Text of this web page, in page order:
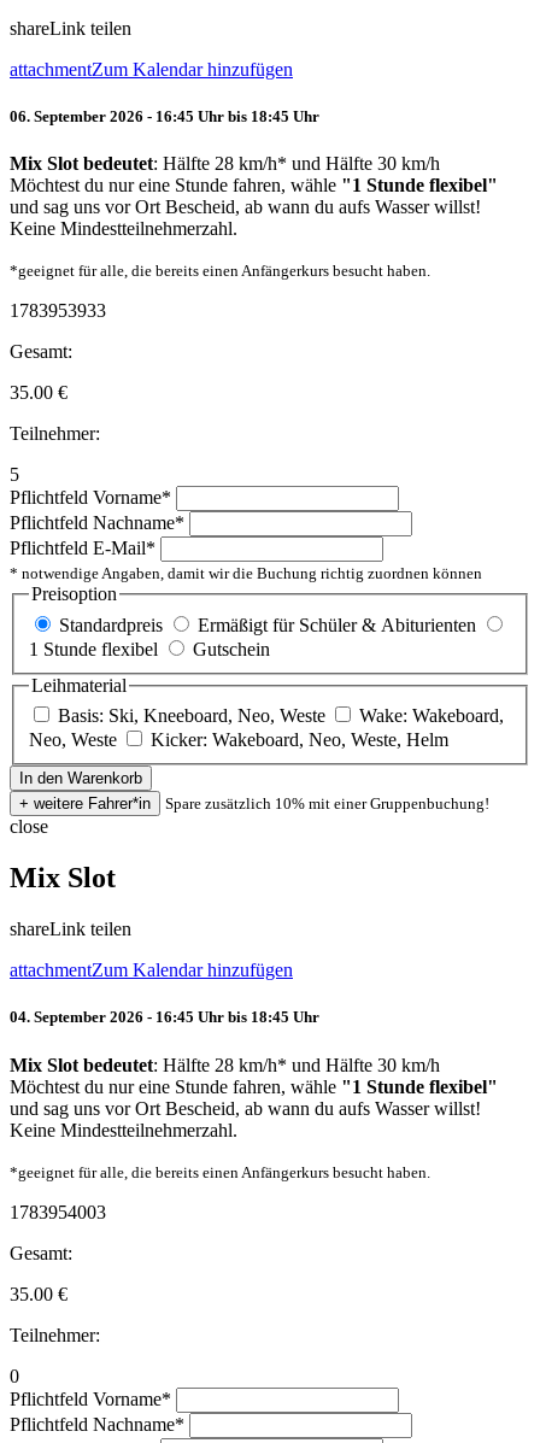
shareLink teilen
attachmentZum Kalendar hinzufügen
06. September 2026 - 16:45 Uhr bis 18:45 Uhr
Mix Slot bedeutet: Hälfte 28 km/h* und Hälfte 30 km/h
Möchtest du nur eine Stunde fahren, wähle "1 Stunde flexibel"
und sag uns vor Ort Bescheid, ab wann du aufs Wasser willst!
Keine Mindestteilnehmerzahl.
*geeignet für alle, die bereits einen Anfängerkurs besucht haben.
1783953933
Gesamt:
35.00 €
Teilnehmer:
5
Pflichtfeld Vorname*
Pflichtfeld Nachname*
Pflichtfeld E-Mail*
* notwendige Angaben, damit wir die Buchung richtig zuordnen können
Preisoption
Standardpreis
Ermäßigt für Schüler & Abiturienten
1 Stunde flexibel
Gutschein
Leihmaterial
Basis: Ski, Kneeboard, Neo, Weste
Wake: Wakeboard,
Neo, Weste
Kicker: Wakeboard, Neo, Weste, Helm
Spare zusätzlich 10% mit einer Gruppenbuchung!
close
Mix Slot
shareLink teilen
attachmentZum Kalendar hinzufügen
04. September 2026 - 16:45 Uhr bis 18:45 Uhr
Mix Slot bedeutet: Hälfte 28 km/h* und Hälfte 30 km/h
Möchtest du nur eine Stunde fahren, wähle "1 Stunde flexibel"
und sag uns vor Ort Bescheid, ab wann du aufs Wasser willst!
Keine Mindestteilnehmerzahl.
*geeignet für alle, die bereits einen Anfängerkurs besucht haben.
1783954003
Gesamt:
35.00 €
Teilnehmer:
0
Pflichtfeld Vorname*
Pflichtfeld Nachname*